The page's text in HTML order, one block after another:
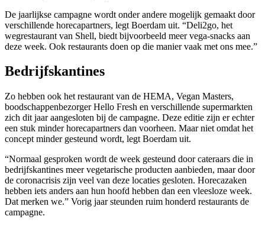
De jaarlijkse campagne wordt onder andere mogelijk gemaakt door
verschillende horecapartners, legt Boerdam uit. “Deli2go, het
wegrestaurant van Shell, biedt bijvoorbeeld meer vega-snacks aan
deze week. Ook restaurants doen op die manier vaak met ons mee.”
Bedrijfskantines
Zo hebben ook het restaurant van de HEMA, Vegan Masters,
boodschappenbezorger Hello Fresh en verschillende supermarkten
zich dit jaar aangesloten bij de campagne. Deze editie zijn er echter
een stuk minder horecapartners dan voorheen. Maar niet omdat het
concept minder gesteund wordt, legt Boerdam uit.
“Normaal gesproken wordt de week gesteund door cateraars die in
bedrijfskantines meer vegetarische producten aanbieden, maar door
de coronacrisis zijn veel van deze locaties gesloten. Horecazaken
hebben iets anders aan hun hoofd hebben dan een vleesloze week.
Dat merken we.” Vorig jaar steunden ruim honderd restaurants de
campagne.